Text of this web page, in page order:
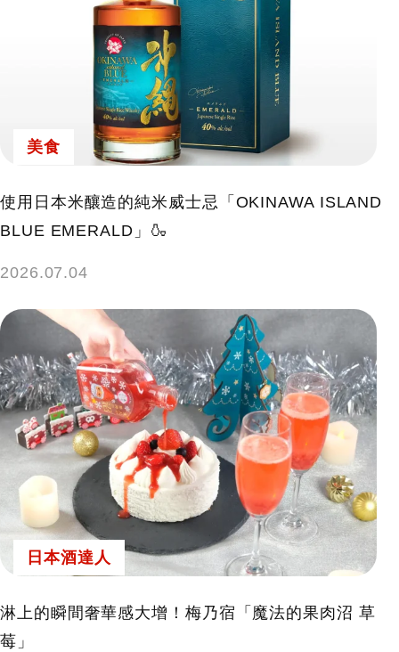
美食
使用日本米釀造的純米威士忌「OKINAWA ISLAND
BLUE EMERALD」🍶
2026.07.04
日本酒達人
淋上的瞬間奢華感大增！梅乃宿「魔法的果肉沼 草
莓」